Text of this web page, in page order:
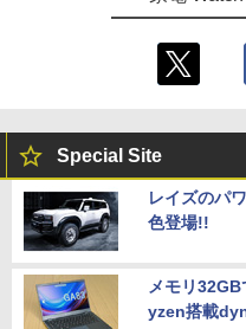
Special Site
レイズのパ
色登場!!
メモリ
yzen搭載